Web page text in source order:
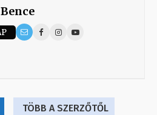
TÖBB A SZERZŐTŐL